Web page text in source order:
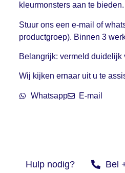
kleurmonsters aan te bieden.
Stuur ons een e-mail of
productgroep). Binnen 3
Belangrijk: vermeld duidelijk
Wij kijken ernaar uit u te
Whatsapp E-mail
Hulp nodig? Bel